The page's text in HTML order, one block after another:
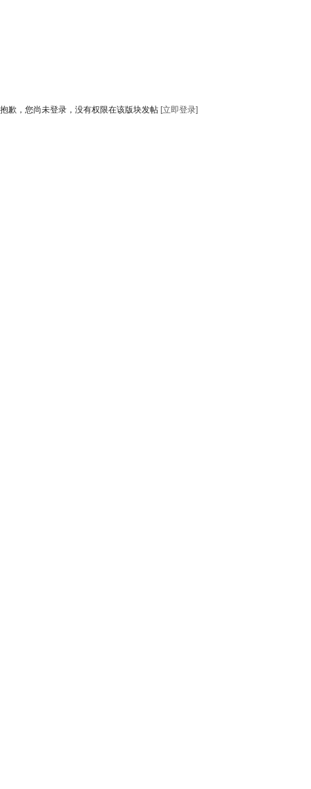
抱歉，您尚未登录，没有权限在该版块发帖 [立即登录]